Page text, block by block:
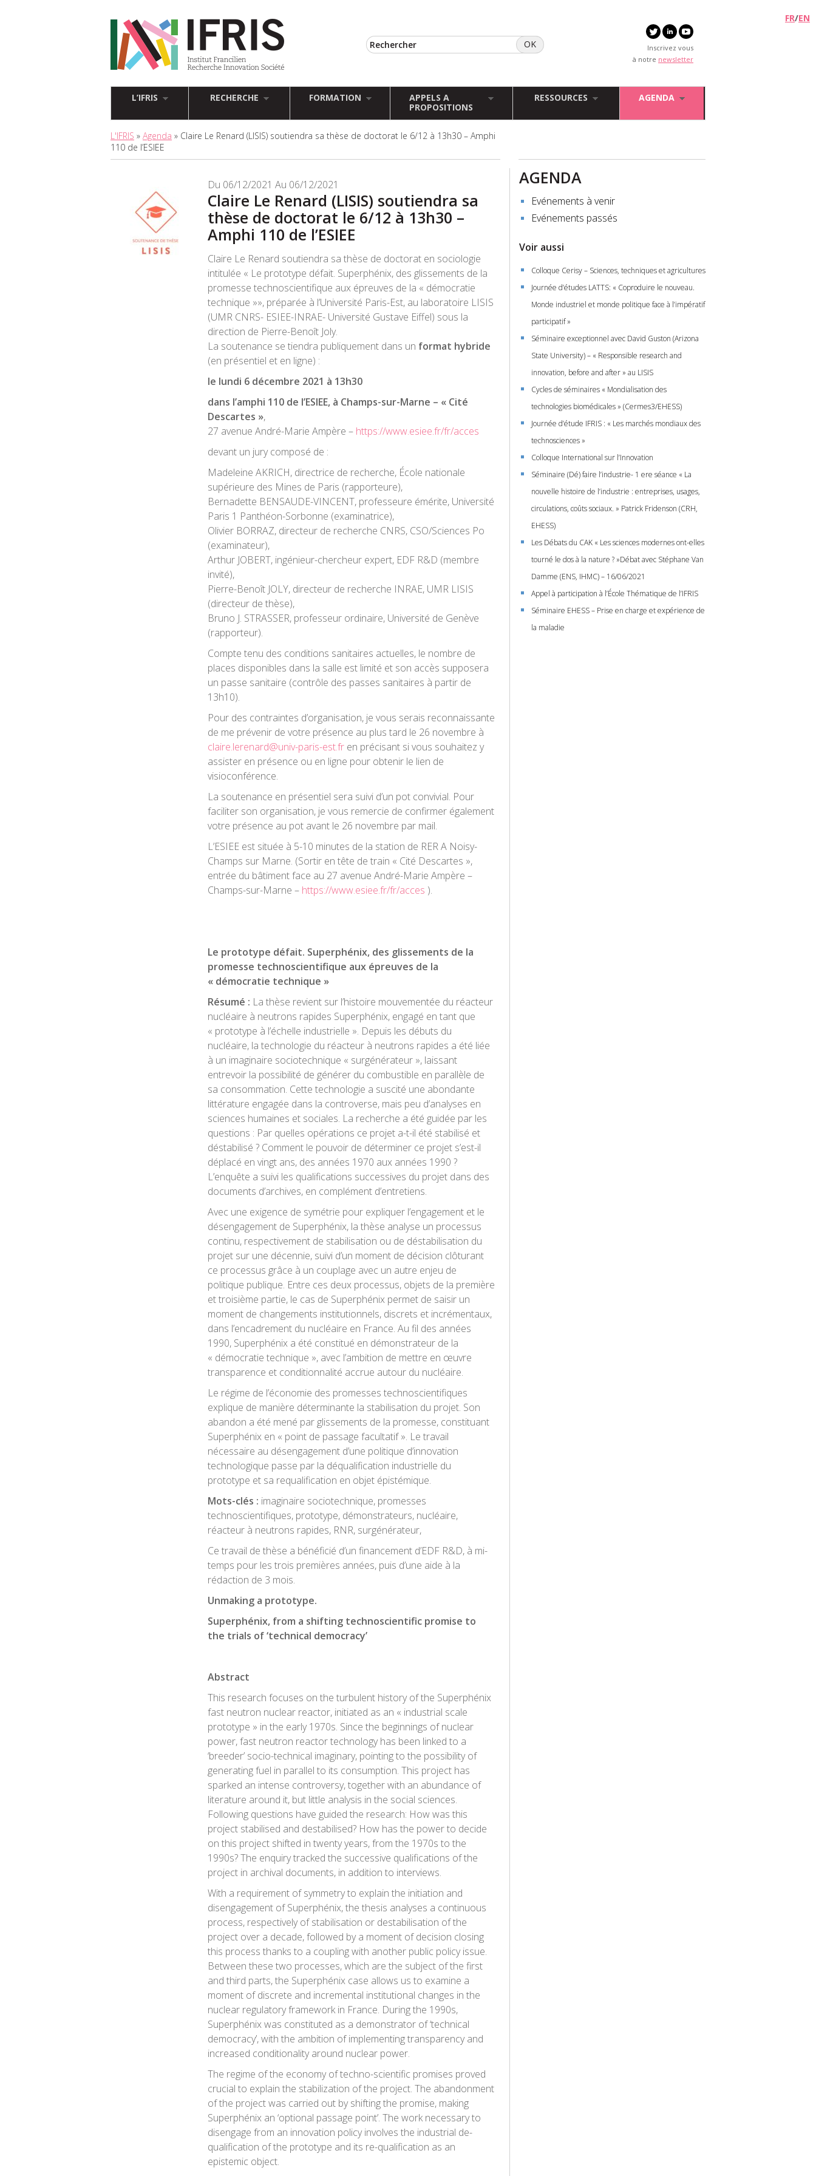
Inscrivez vous
à notre newsletter
FR/EN
L’IFRIS RECHERCHE FORMATION
APPELS A
PROPOSITIONS
RESSOURCES AGENDA
L'IFRIS » Agenda » Claire Le Renard (LISIS) soutiendra sa thèse de doctorat le 6/12 à 13h30 – Amphi
110 de l’ESIEE
Du 06/12/2021 Au 06/12/2021
Claire Le Renard (LISIS) soutiendra sa
thèse de doctorat le 6/12 à 13h30 –
Amphi 110 de l’ESIEE
Claire Le Renard soutiendra sa thèse de doctorat en sociologie
intitulée « Le prototype défait. Superphénix, des glissements de la
promesse technoscientifique aux épreuves de la « démocratie
technique »», préparée à l’Université Paris-Est, au laboratoire LISIS
(UMR CNRS- ESIEE-INRAE- Université Gustave Eiffel) sous la
direction de Pierre-Benoît Joly.
La soutenance se tiendra publiquement dans un format hybride
(en présentiel et en ligne) :
le lundi 6 décembre 2021 à 13h30
dans l’amphi 110 de l’ESIEE, à Champs-sur-Marne – « Cité
Descartes »,
27 avenue André-Marie Ampère – https://www.esiee.fr/fr/acces
devant un jury composé de :
Madeleine AKRICH, directrice de recherche, École nationale
supérieure des Mines de Paris (rapporteure),
Bernadette BENSAUDE-VINCENT, professeure émérite, Université
Paris 1 Panthéon-Sorbonne (examinatrice),
Olivier BORRAZ, directeur de recherche CNRS, CSO/Sciences Po
(examinateur),
Arthur JOBERT, ingénieur-chercheur expert, EDF R&D (membre
invité),
Pierre-Benoît JOLY, directeur de recherche INRAE, UMR LISIS
(directeur de thèse),
Bruno J. STRASSER, professeur ordinaire, Université de Genève
(rapporteur).
Compte tenu des conditions sanitaires actuelles, le nombre de
places disponibles dans la salle est limité et son accès supposera
un passe sanitaire (contrôle des passes sanitaires à partir de
13h10).
Pour des contraintes d’organisation, je vous serais reconnaissante
de me prévenir de votre présence au plus tard le 26 novembre à
claire.lerenard@univ-paris-est.fr en précisant si vous souhaitez y
assister en présence ou en ligne pour obtenir le lien de
visioconférence.
La soutenance en présentiel sera suivi d’un pot convivial. Pour
faciliter son organisation, je vous remercie de confirmer également
votre présence au pot avant le 26 novembre par mail.
L’ESIEE est située à 5-10 minutes de la station de RER A Noisy-
Champs sur Marne. (Sortir en tête de train « Cité Descartes »,
entrée du bâtiment face au 27 avenue André-Marie Ampère –
Champs-sur-Marne – https://www.esiee.fr/fr/acces ).
Le prototype défait. Superphénix, des glissements de la
promesse technoscientifique aux épreuves de la
« démocratie technique »
Résumé : La thèse revient sur l’histoire mouvementée du réacteur
nucléaire à neutrons rapides Superphénix, engagé en tant que
« prototype à l’échelle industrielle ». Depuis les débuts du
nucléaire, la technologie du réacteur à neutrons rapides a été liée
à un imaginaire sociotechnique « surgénérateur », laissant
entrevoir la possibilité de générer du combustible en parallèle de
sa consommation. Cette technologie a suscité une abondante
littérature engagée dans la controverse, mais peu d’analyses en
sciences humaines et sociales. La recherche a été guidée par les
questions : Par quelles opérations ce projet a-t-il été stabilisé et
déstabilisé ? Comment le pouvoir de déterminer ce projet s’est-il
déplacé en vingt ans, des années 1970 aux années 1990 ?
L’enquête a suivi les qualifications successives du projet dans des
documents d’archives, en complément d’entretiens.
Avec une exigence de symétrie pour expliquer l’engagement et le
désengagement de Superphénix, la thèse analyse un processus
continu, respectivement de stabilisation ou de déstabilisation du
projet sur une décennie, suivi d’un moment de décision clôturant
ce processus grâce à un couplage avec un autre enjeu de
politique publique. Entre ces deux processus, objets de la première
et troisième partie, le cas de Superphénix permet de saisir un
moment de changements institutionnels, discrets et incrémentaux,
dans l’encadrement du nucléaire en France. Au fil des années
1990, Superphénix a été constitué en démonstrateur de la
« démocratie technique », avec l’ambition de mettre en œuvre
transparence et conditionnalité accrue autour du nucléaire.
Le régime de l’économie des promesses technoscientifiques
explique de manière déterminante la stabilisation du projet. Son
abandon a été mené par glissements de la promesse, constituant
Superphénix en « point de passage facultatif ». Le travail
nécessaire au désengagement d’une politique d’innovation
technologique passe par la déqualification industrielle du
prototype et sa requalification en objet épistémique.
Mots-clés : imaginaire sociotechnique, promesses
technoscientifiques, prototype, démonstrateurs, nucléaire,
réacteur à neutrons rapides, RNR, surgénérateur,
Ce travail de thèse a bénéficié d’un financement d’EDF R&D, à mi-
temps pour les trois premières années, puis d’une aide à la
rédaction de 3 mois.
Unmaking a prototype.
Superphénix, from a shifting technoscientific promise to
the trials of ‘technical democracy’
Abstract
This research focuses on the turbulent history of the Superphénix
fast neutron nuclear reactor, initiated as an « industrial scale
prototype » in the early 1970s. Since the beginnings of nuclear
power, fast neutron reactor technology has been linked to a
‘breeder’ socio-technical imaginary, pointing to the possibility of
generating fuel in parallel to its consumption. This project has
sparked an intense controversy, together with an abundance of
literature around it, but little analysis in the social sciences.
Following questions have guided the research: How was this
project stabilised and destabilised? How has the power to decide
on this project shifted in twenty years, from the 1970s to the
1990s? The enquiry tracked the successive qualifications of the
project in archival documents, in addition to interviews.
With a requirement of symmetry to explain the initiation and
disengagement of Superphénix, the thesis analyses a continuous
process, respectively of stabilisation or destabilisation of the
project over a decade, followed by a moment of decision closing
this process thanks to a coupling with another public policy issue.
Between these two processes, which are the subject of the first
and third parts, the Superphénix case allows us to examine a
moment of discrete and incremental institutional changes in the
nuclear regulatory framework in France. During the 1990s,
Superphénix was constituted as a demonstrator of ‘technical
democracy’, with the ambition of implementing transparency and
increased conditionality around nuclear power.
The regime of the economy of techno-scientific promises proved
crucial to explain the stabilization of the project. The abandonment
of the project was carried out by shifting the promise, making
Superphénix an ‘optional passage point’. The work necessary to
disengage from an innovation policy involves the industrial de-
qualification of the prototype and its re-qualification as an
epistemic object.
AGENDA
Evénements à venir
Evénements passés
Voir aussi
Colloque Cerisy – Sciences, techniques et agricultures
Journée d’études LATTS: « Coproduire le nouveau.
Monde industriel et monde politique face à l’impératif
participatif »
Séminaire exceptionnel avec David Guston (Arizona
State University) – « Responsible research and
innovation, before and after » au LISIS
Cycles de séminaires « Mondialisation des
technologies biomédicales » (Cermes3/EHESS)
Journée d’étude IFRIS : « Les marchés mondiaux des
technosciences »
Colloque International sur l’Innovation
Séminaire (Dé) faire l’industrie- 1 ere séance « La
nouvelle histoire de l’industrie : entreprises, usages,
circulations, coûts sociaux. » Patrick Fridenson (CRH,
EHESS)
Les Débats du CAK « Les sciences modernes ont-elles
tourné le dos à la nature ? »Débat avec Stéphane Van
Damme (ENS, IHMC) – 16/06/2021
Appel à participation à l’École Thématique de l’IFRIS
Séminaire EHESS – Prise en charge et expérience de
la maladie